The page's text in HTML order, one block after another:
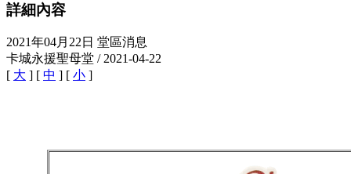
詳細內容
2021年04月22日 堂區消息
卡城永援聖母堂 / 2021-04-22
[ 大 ] [ 中 ] [ 小 ]